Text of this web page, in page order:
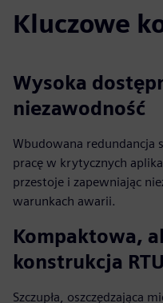
Kluczowe
Wysoka
niezawodność
Wbudowana redundancja
pracę w krytycznych
przestoje i zapewniając
warunkach awarii.
Kompaktowa,
konstrukcja RTU
Szczupła, oszczędzająca